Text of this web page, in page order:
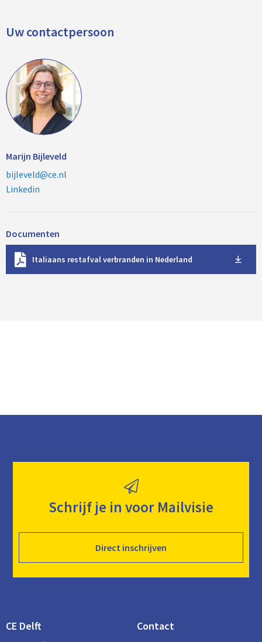
Uw contactpersoon
Marijn Bijleveld
bijleveld@ce.nl
Linkedin
Documenten
Italiaans restafval verbranden in Nederland
w
Schrijf je in voor Mailvisie
Direct inschrijven
CE Delft Contact